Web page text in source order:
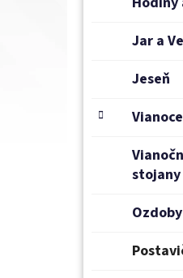
Jar a
Jeseň
Vianoce
stojany